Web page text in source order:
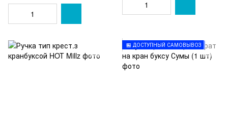
🏪 ДОСТУПНЫЙ САМОВЫВОЗ